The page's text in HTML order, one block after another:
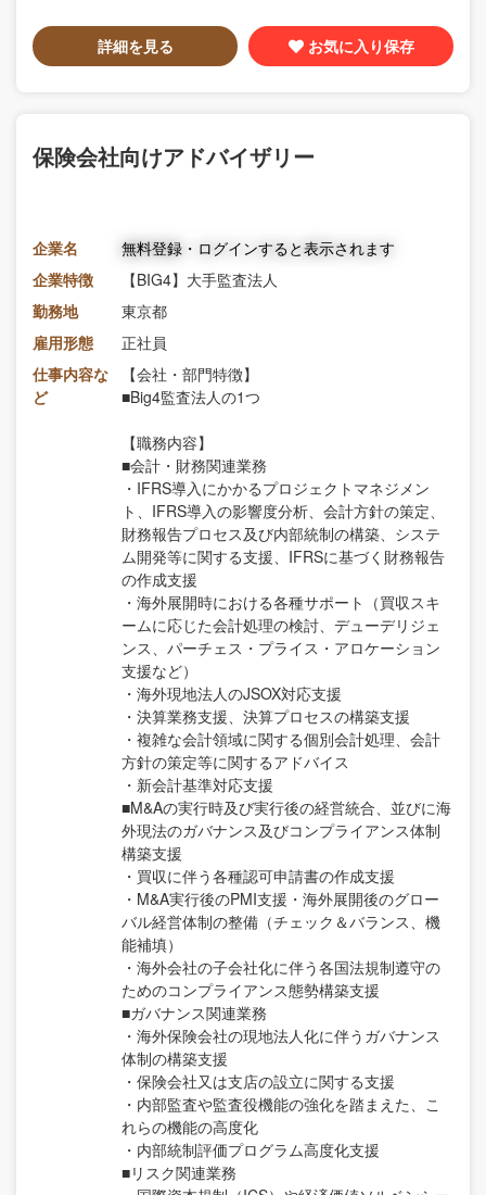
詳細を見る お気に入り保存
保険会社向けアドバイザリー
企業名
無料登録・ログインすると表示されます
企業特徴
【BIG4】大手監査法人
勤務地
東京都
雇用形態
正社員
仕事内容な
ど
【会社・部門特徴】
■Big4監査法人の1つ
【職務内容】
■会計・財務関連業務
・IFRS導入にかかるプロジェクトマネジメン
ト、IFRS導入の影響度分析、会計方針の策定、
財務報告プロセス及び内部統制の構築、システ
ム開発等に関する支援、IFRSに基づく財務報告
の作成支援
・海外展開時における各種サポート（買収スキ
ームに応じた会計処理の検討、デューデリジェ
ンス、パーチェス・プライス・アロケーション
支援など）
・海外現地法人のJSOX対応支援
・決算業務支援、決算プロセスの構築支援
・複雑な会計領域に関する個別会計処理、会計
方針の策定等に関するアドバイス
・新会計基準対応支援
■M&Aの実行時及び実行後の経営統合、並びに海
外現法のガバナンス及びコンプライアンス体制
構築支援
・買収に伴う各種認可申請書の作成支援
・M&A実行後のPMI支援・海外展開後のグロー
バル経営体制の整備（チェック＆バランス、機
能補填）
・海外会社の子会社化に伴う各国法規制遵守の
ためのコンプライアンス態勢構築支援
■ガバナンス関連業務
・海外保険会社の現地法人化に伴うガバナンス
体制の構築支援
・保険会社又は支店の設立に関する支援
・内部監査や監査役機能の強化を踏まえた、こ
れらの機能の高度化
・内部統制評価プログラム高度化支援
■リスク関連業務